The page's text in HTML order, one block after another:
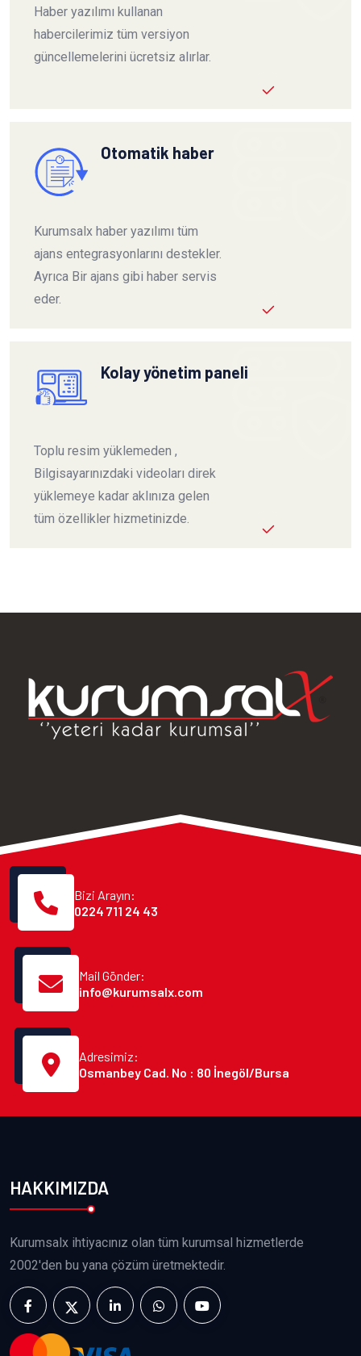
Haber yazılımı kullanan
habercilerimiz tüm versiyon
güncellemelerini ücretsiz alırlar.
Otomatik haber
Kurumsalx haber yazılımı tüm
ajans entegrasyonlarını destekler.
Ayrıca Bir ajans gibi haber servis
eder.
Kolay yönetim paneli
Toplu resim yüklemeden ,
Bilgisayarınızdaki videoları direk
yüklemeye kadar aklınıza gelen
tüm özellikler hizmetinizde.
Bizi Arayın:
0224 711 24 43
Mail Gönder:
info@kurumsalx.com
Adresimiz:
Osmanbey Cad. No : 80 İnegöl/Bursa
HAKKIMIZDA
Kurumsalx ihtiyacınız olan tüm kurumsal hizmetlerde
2002'den bu yana çözüm üretmektedir.